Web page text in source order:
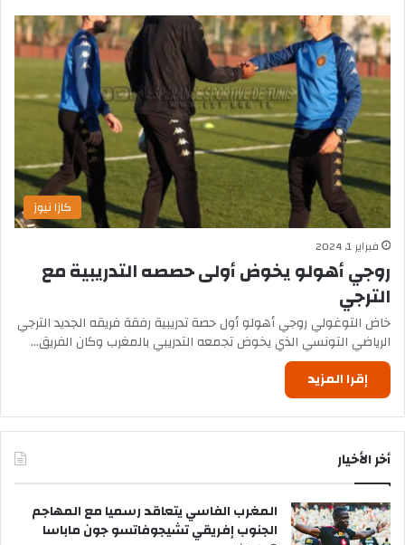
كازا نيوز
فبراير 1, 2024
روجي أهولو يخوض أولى حصصه التدريبية مع
الترجي
خاض التوغولي روجي أهولو أول حصة تدريبية رفقة فريقه الجديد الترجي
الرياضي التونسي الذي يخوض تجمعه التدريبي بالمغرب وكان الفريق…
إقرا المزيد
أخر الأخيار
المغرب الفاسي يتعاقد رسميا مع المهاجم
الجنوب إفريقي تشيجوفاتسو جون ماباسا